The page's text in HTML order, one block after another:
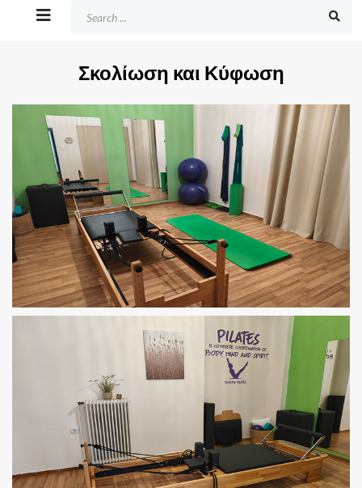
Σκολίωση και Κύφωση